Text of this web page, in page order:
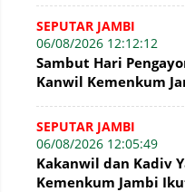
SEPUTAR JAMBI
06/08/2026 12:12:12
Sambut Hari
Kanwil Kemenkum
Gratis
SEPUTAR JAMBI
06/08/2026 12:05:49
Kakanwil dan Kadiv
Kemenkum Jambi